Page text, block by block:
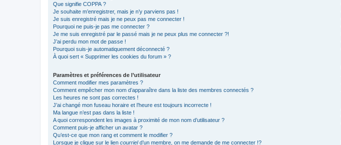
Que signifie COPPA ?
Je souhaite m’enregistrer, mais je n’y parviens pas !
Je suis enregistré mais je ne peux pas me connecter !
Pourquoi ne puis-je pas me connecter ?
Je me suis enregistré par le passé mais je ne peux plus me connecter ?!
J’ai perdu mon mot de passe !
Pourquoi suis-je automatiquement déconnecté ?
À quoi sert « Supprimer les cookies du forum » ?
Paramètres et préférences de l’utilisateur
Comment modifier mes paramètres ?
Comment empêcher mon nom d’apparaître dans la liste des membres connectés ?
Les heures ne sont pas correctes !
J’ai changé mon fuseau horaire et l’heure est toujours incorrecte !
Ma langue n’est pas dans la liste !
A quoi correspondent les images à proximité de mon nom d’utilisateur ?
Comment puis-je afficher un avatar ?
Qu’est-ce que mon rang et comment le modifier ?
Lorsque je clique sur le lien courrield’un membre, on me demande de me connecter !?